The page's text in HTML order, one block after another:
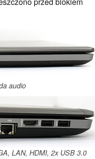
audio
LAN, HDMI, 2x USB 3.0